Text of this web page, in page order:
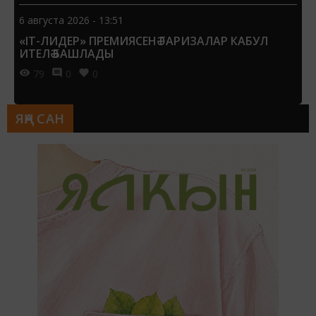
6 августа 2026 - 13:51
«IT-ЛИДЕР» ПРЕМИЯСЕНӘ ГАРИЗАЛАР КАБУЛ
ИТЕЛӘ БАШЛАДЫ
79 0 0
ЯҢА САН